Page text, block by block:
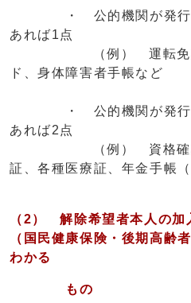
・ 公的機関が発行し
あれば1点
（例） 運転免許証
ド、身体障害者手帳など
・ 公的機関が発行し
あれば2点
（例） 資格確認書
証、各種医療証、年金手帳
（2）解除希望者本人の加
（国民健康保険・後期高齢
わかる
もの